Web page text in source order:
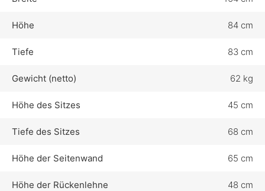
Höhe 84 cm
Tiefe 83 cm
Gewicht (netto) 62 kg
Höhe des Sitzes 45 cm
Tiefe des Sitzes 68 cm
Höhe der Seitenwand 65 cm
Höhe der Rückenlehne 48 cm